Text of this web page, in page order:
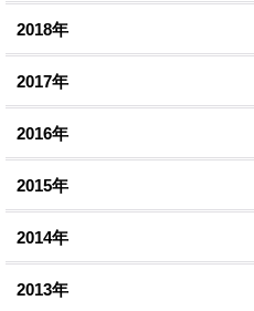
3月 (1)
1月 (2)
8月 (1)
5月 (2)
3月 (4)
9月 (3)
8月 (1)
7月 (1)
6月 (1)
10月 (1)
8月 (2)
7月 (2)
6月 (1)
4月 (5)
11月 (4)
10月 (5)
9月 (2)
8月 (3)
6月 (7)
2018年
11月 (2)
10月 (1)
9月 (3)
8月 (4)
2017年
11月 (4)
10月 (5)
9月 (2)
2016年
11月 (2)
10月 (3)
2015年
11月 (1)
2014年
2013年